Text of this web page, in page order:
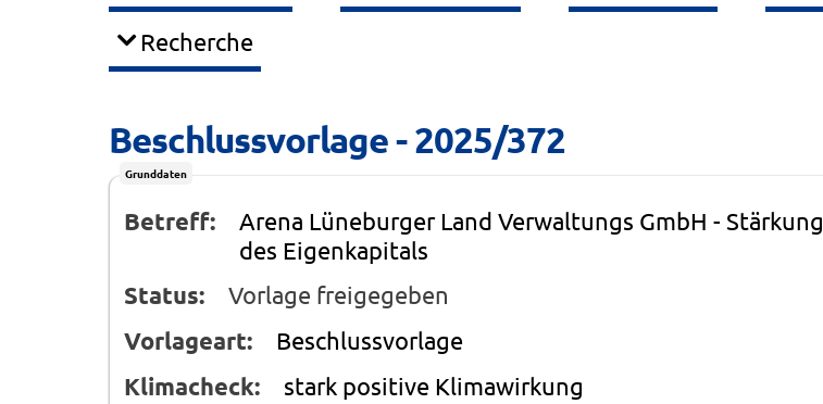
Recherche
Beschlussvorlage - 2025/372
Grunddaten
Betreff:
Arena Lüneburger Land Verwaltungs GmbH - Stärkung
des Eigenkapitals
Status: Vorlage freigegeben
Vorlageart: Beschlussvorlage
Klimacheck: stark positive Klimawirkung